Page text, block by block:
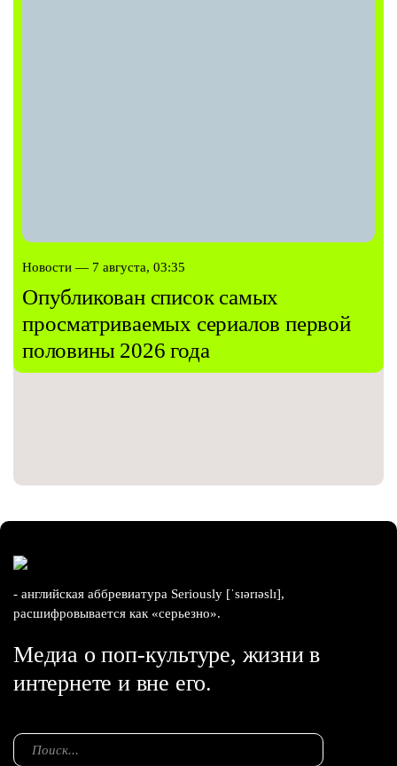
Новости — 7 августа, 03:35
Опубликован список самых
просматриваемых сериалов первой
половины 2026 года
- английская аббревиатура Seriously [ˈsɪərɪəslɪ],
расшифровывается как «серьезно».
Медиа о поп-культуре, жизни в
интернете и вне его.